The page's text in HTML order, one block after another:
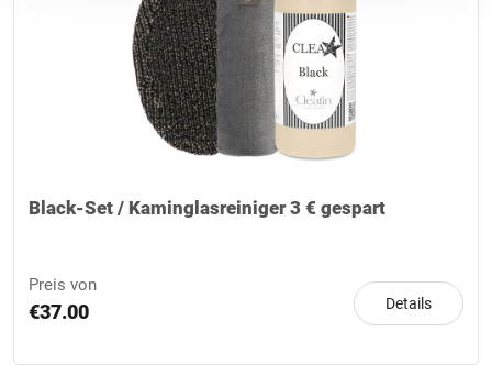
Einwilligungserklärung und der Übertragung meiner
Daten in die USA nach Maßgabe der in der
Datenschutzerklärung[Link zur Datenschutzerklärung
formulierten Einwilligungserklärung einverstanden.
Hinweis: Ohne Ihre Einwilligung ist eine Nutzung der
Webseite nicht möglich.
Black-Set / Kaminglasreiniger 3 € gespart
Preis von
€37.00 Details